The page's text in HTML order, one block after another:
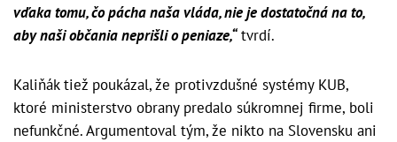
vďaka tomu, čo pácha naša vláda, nie je dostatočná na to,
aby naši občania neprišli o peniaze,“tvrdí.
Kaliňák tiež poukázal, že protivzdušné systémy KUB,
ktoré ministerstvo obrany predalo súkromnej firme, boli
nefunkčné. Argumentoval tým, že nikto na Slovensku ani